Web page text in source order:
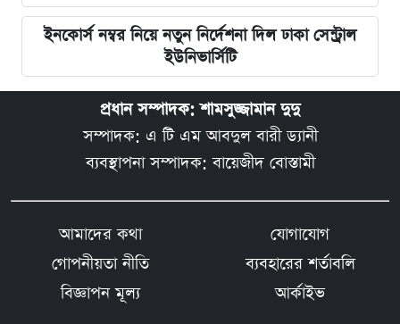
ইনকোর্স নম্বর নিয়ে নতুন নির্দেশনা দিল ঢাকা সেন্ট্রাল
ইউনিভার্সিটি
প্রধান সম্পাদক: শামসুজ্জামান দুদু
সম্পাদক: এ টি এম আবদুল বারী ড্যানী
ব্যবস্থাপনা সম্পাদক: বায়েজীদ বোস্তামী
আমাদের কথা
যোগাযোগ
গোপনীয়তা নীতি
ব্যবহারের শর্তাবলি
বিজ্ঞাপন মূল্য
আর্কাইভ